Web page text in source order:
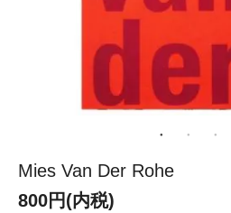
Mies Van Der Rohe
800円(内税)